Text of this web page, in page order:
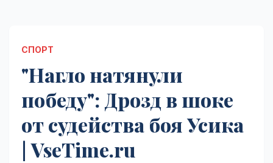
СПОРТ
"Нагло натянули
победу": Дрозд в шоке
от судейства боя Усика
| VseTime.ru